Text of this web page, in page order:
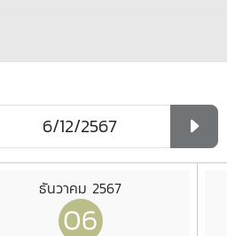
ธันวาคม 2567
06